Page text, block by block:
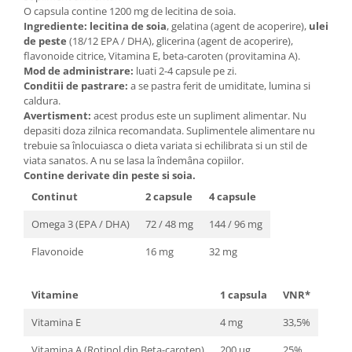
Mixuri, condimente si mirodenii
Mixuri
Condimente
Mirodenii
Maioneza bio
Pesto Bio
Semipreparate
Specialitati si produse asiatice
O capsula contine 1200 mg de lecitina de soia.
Ingrediente: lecitina de soia, gelatina (agent de acoperire), ulei
de peste (18/12 EPA / DHA), glicerina (agent de acoperire),
flavonoide citrice, Vitamina E, beta-caroten (provitamina A).
Mod de administrare: luati 2-4 capsule pe zi.
Conditii de pastrare: a se pastra ferit de umiditate, lumina si
caldura.
Avertisment: acest produs este un supliment alimentar. Nu
depasiti doza zilnica recomandata. Suplimentele alimentare nu
trebuie sa înlocuiasca o dieta variata si echilibrata si un stil de
viata sanatos. A nu se lasa la îndemâna copiilor.
Contine derivate din peste si soia.
Continut
2 capsule
4 capsule
Omega 3 (EPA / DHA)
72 / 48 mg
144 / 96 mg
Flavonoide
16 mg 32 mg
Vitamine 1 capsula
VNR*
Vitamina E
4 mg
33,5%